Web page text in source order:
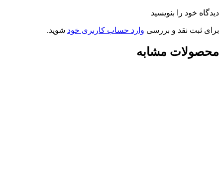
دیدگاه خود را بنویسید
برای ثبت نقد و بررسی وارد حساب کاربری خود شوید.
محصولات مشابه